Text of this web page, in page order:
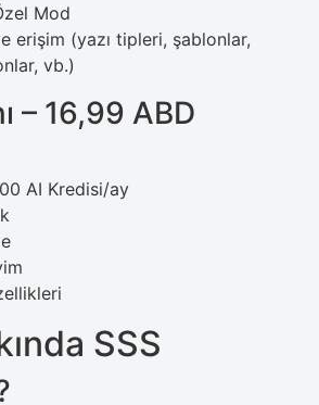
Mod
erişim (yazı tipleri, şablonlar,
vb.)
– 16,99 ABD
AI Kredisi/ay
SSS